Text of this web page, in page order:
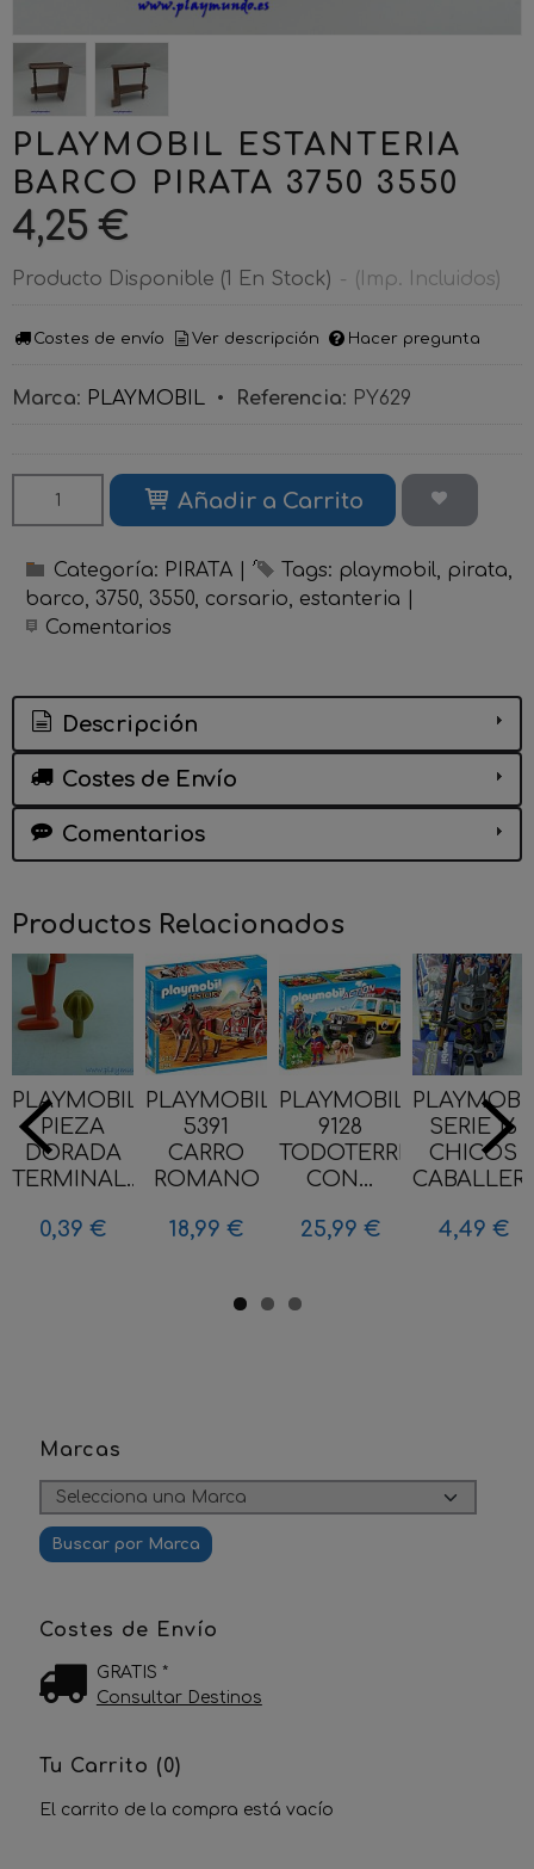
Marcas
Costes de Envío
GRATIS *
Consultar Destinos
Tu Carrito (0)
El carrito de la compra está vacío
PLAYMOBIL ESTANTERIA
BARCO PIRATA 3750 3550
4,25 €
Producto Disponible (1 En Stock) - (Imp. Incluidos)
Costes de envío Ver descripción Hacer pregunta
Marca: PLAYMOBIL • Referencia: PY629
Añadir a Carrito
Categoría: PIRATA Tags: playmobil
pirata
barco
3750 3550 corsario estanteria
Comentarios
Descripción
Costes de Envío
Comentarios
Productos Relacionados
PLAYMOBIL
PIEZA
DORADA
TERMINAL...
0,39 €
PLAYMOBIL
5391
CARRO
ROMANO
18,99 €
PLAYMOBIL
9128
TODOTERRENO
CON...
25,99 €
SERIE 16
CHICOS
4,49 €